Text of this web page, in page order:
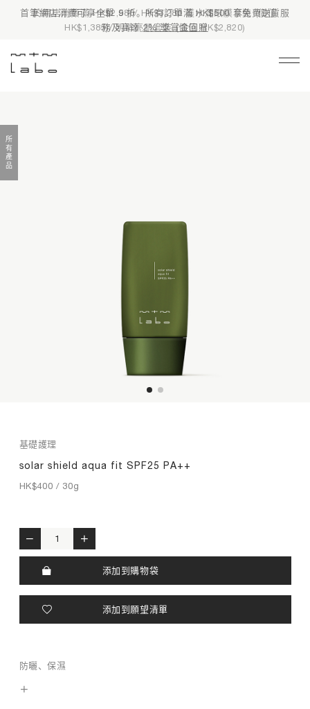
首筆網店消費可享全單 9 折。所有訂單滿 HK$500 享免費送貨服
務及高達2% 獎賞金回贈
所有產品
產品系列
基礎護理
藥白修護
膠原修護
靈芝養膚
TIME by mtm labo
全新客戶限定套裝
搜索
基礎護理
solar shield aqua fit SPF25 PA++
HK$400 / 30g
solar shield aqua fit SPF25 PA++ quantity
添加到購物袋
添加到願望清單
防曬、保濕
所有產品